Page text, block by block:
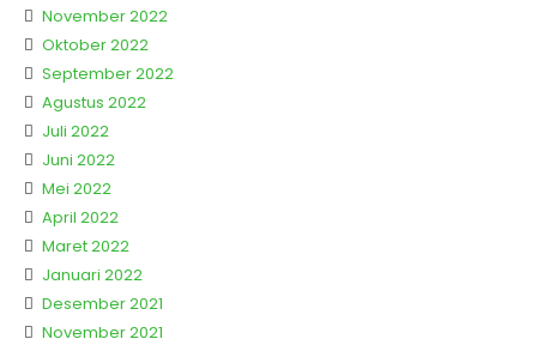
November 2022
Oktober 2022
September 2022
Agustus 2022
Juli 2022
Juni 2022
Mei 2022
April 2022
Maret 2022
Januari 2022
Desember 2021
November 2021